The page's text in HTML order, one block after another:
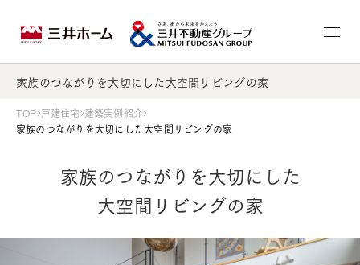
家族のつながりを大切にした大空間リビングの家
TOP 戸建住宅 建築実例紹介
家族のつながりを大切にした大空間リビングの家
家族のつながりを大切にした
大空間リビングの家